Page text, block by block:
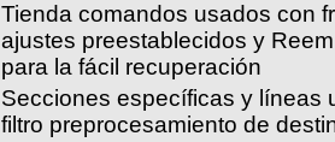
Tienda comandos usados con
ajustes preestablecidos y
para la fácil recuperación
Secciones específicas y líneas
filtro preprocesamiento de